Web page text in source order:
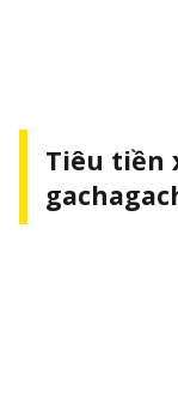
Tiêu tiền